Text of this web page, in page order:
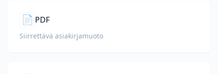
📄 PDF
Siirrettävä asiakirjamuoto